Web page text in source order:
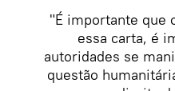
"É importante que
essa carta, é
autoridades se
questão